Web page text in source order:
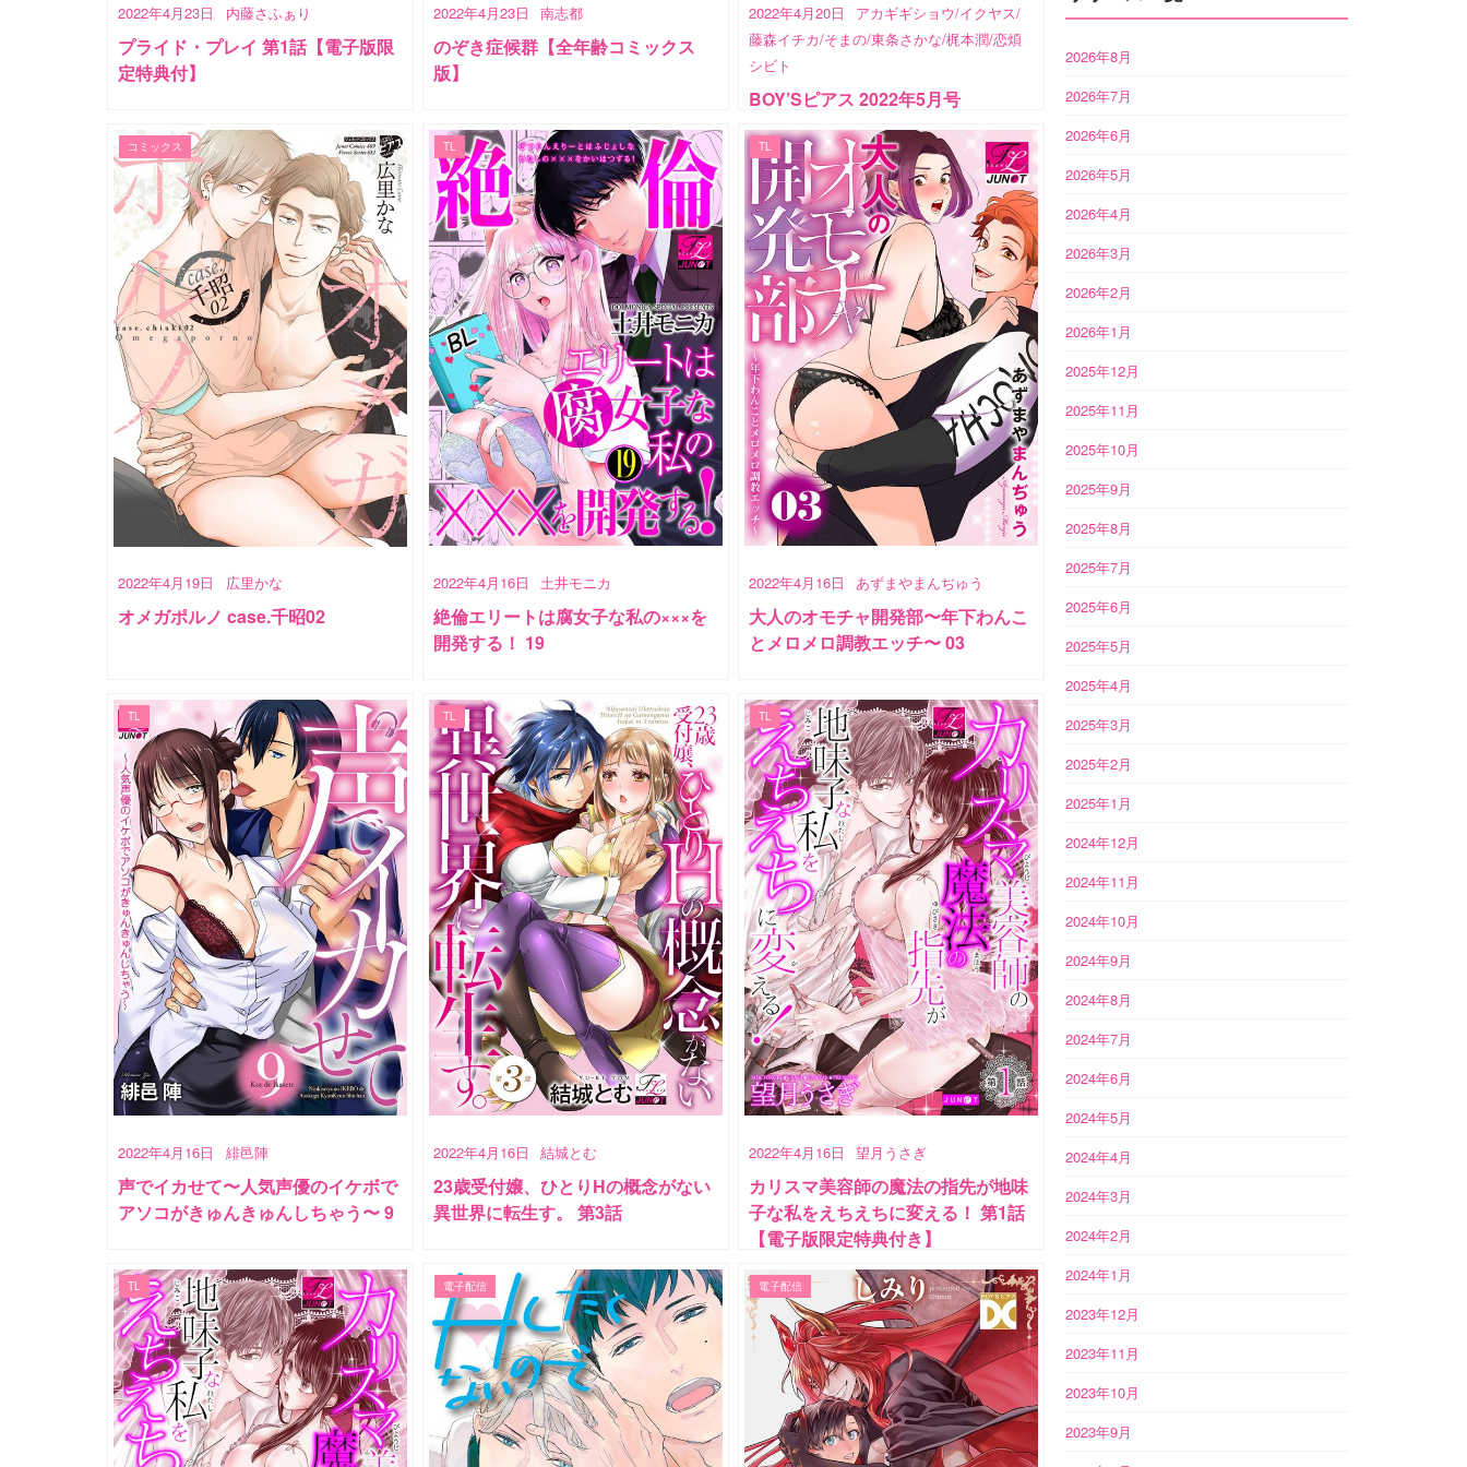
2022年4月23日 内藤さふぁり
プライド・プレイ 第1話【電子版限
定特典付】
2022年4月23日 南志都
のぞき症候群【全年齢コミックス
版】
2022年4月20日
アカギギショウ/イクヤス/
藤森イチカ/そまの/東条さかな/梶本潤/恋煩
シビト
BOY’Sピアス 2022年5月号
2022年4月19日 広里かな
コミックス
オメガポルノ case.千昭02
2022年4月16日 土井モニカ
TL
絶倫エリートは腐女子な私の×××を
開発する！ 19
2022年4月16日 あずまやまんぢゅう
TL
大人のオモチャ開発部〜年下わんこ
とメロメロ調教エッチ〜 03
2022年4月16日 緋邑陣
TL
声でイカせて〜人気声優のイケボで
アソコがきゅんきゅんしちゃう〜 9
2022年4月16日 結城とむ
TL
23歳受付嬢、ひとりHの概念がない
異世界に転生す。 第3話
2022年4月16日 望月うさぎ
TL
カリスマ美容師の魔法の指先が地味
子な私をえちえちに変える！ 第1話
【電子版限定特典付き】
TL 電子配信 電子配信
2026年8月
2026年7月
2026年6月
2026年5月
2026年4月
2026年3月
2026年2月
2026年1月
2025年12月
2025年11月
2025年10月
2025年9月
2025年8月
2025年7月
2025年6月
2025年5月
2025年4月
2025年3月
2025年2月
2025年1月
2024年12月
2024年11月
2024年10月
2024年9月
2024年8月
2024年7月
2024年6月
2024年5月
2024年4月
2024年3月
2024年2月
2024年1月
2023年12月
2023年11月
2023年10月
2023年9月